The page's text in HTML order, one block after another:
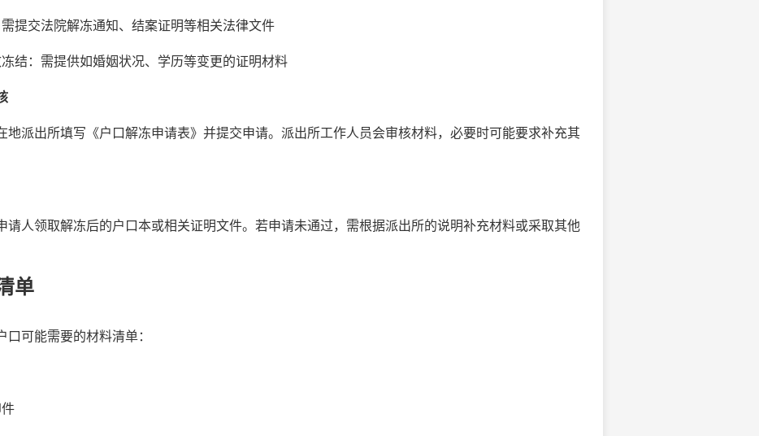
提交法院解冻通知、结案证明等相关法律文件
结：需提供如婚姻状况、学历等变更的证明材料
地派出所填写《户口解冻申请表》并提交申请。派出所工作人员会审核材料，必要时可能要求补充其
请人领取解冻后的户口本或相关证明文件。若申请未通过，需根据派出所的说明补充材料或采取其他
单
可能需要的材料清单：